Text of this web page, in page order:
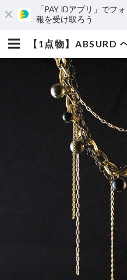
「PAY IDアプリ」でフ
報を受け取ろう